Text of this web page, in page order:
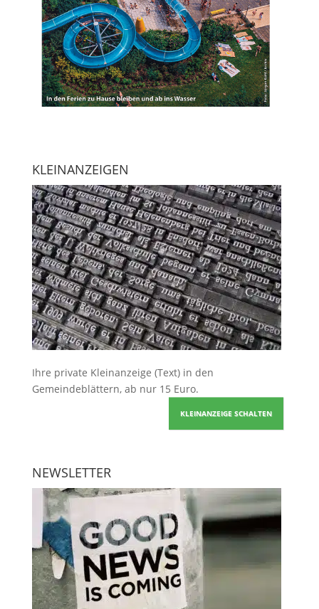
KLEINANZEIGEN
Ihre private Kleinanzeige (Text) in den
Gemeindeblättern, ab nur 15 Euro.
KLEINANZEIGE SCHALTEN
NEWSLETTER